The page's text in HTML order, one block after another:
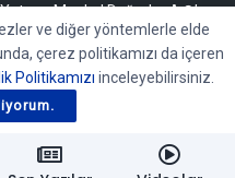
Menkul Değerler A.Ş.’ye
başkaları tarafından
çoğaltılamaz,
ve diğer yöntemlerle elde
çerez politikamızı da içeren
Politikamızı inceleyebilirsiniz.